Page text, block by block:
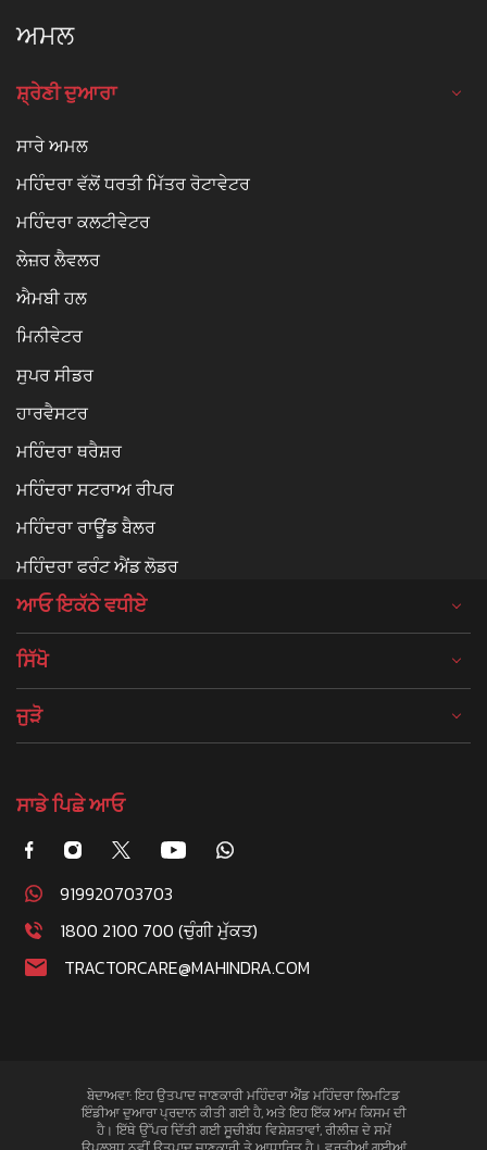
ਅਮਲ
ਸ਼੍ਰੇਣੀ ਦੁਆਰਾ
ਸਾਰੇ ਅਮਲ
ਮਹਿੰਦਰਾ ਵੱਲੋਂ ਧਰਤੀ ਮਿੱਤਰ ਰੋਟਾਵੇਟਰ
ਮਹਿੰਦਰਾ ਕਲਟੀਵੇਟਰ
ਲੇਜ਼ਰ ਲੈਵਲਰ
ਐਮਬੀ ਹਲ
ਮਿਨੀਵੇਟਰ
ਸੁਪਰ ਸੀਡਰ
ਹਾਰਵੈਸਟਰ
ਮਹਿੰਦਰਾ ਥਰੈਸ਼ਰ
ਮਹਿੰਦਰਾ ਸਟਰਾਅ ਰੀਪਰ
ਮਹਿੰਦਰਾ ਰਾਊਂਡ ਬੈਲਰ
ਮਹਿੰਦਰਾ ਫਰੰਟ ਐਂਡ ਲੋਡਰ
ਆਓ ਇਕੱਠੇ ਵਧੀਏ
ਸਿੱਖੋ
ਜੁੜੋ
ਸਾਡੇ ਪਿਛੇ ਆਓ
919920703703
1800 2100 700 (ਚੁੰਗੀ ਮੁੱਕਤ)
TRACTORCARE@MAHINDRA.COM
ਬੇਦਾਅਵਾ: ਇਹ ਉਤਪਾਦ ਜਾਣਕਾਰੀ ਮਹਿੰਦਰਾ ਐਂਡ ਮਹਿੰਦਰਾ ਲਿਮਟਿਡ
ਇੰਡੀਆ ਦੁਆਰਾ ਪ੍ਰਦਾਨ ਕੀਤੀ ਗਈ ਹੈ, ਅਤੇ ਇਹ ਇੱਕ ਆਮ ਕਿਸਮ ਦੀ
ਹੈ। ਇੱਥੇ ਉੱਪਰ ਦਿੱਤੀ ਗਈ ਸੂਚੀਬੱਧ ਵਿਸ਼ੇਸ਼ਤਾਵਾਂ, ਰੀਲੀਜ਼ ਦੇ ਸਮੇਂ